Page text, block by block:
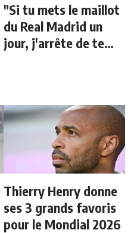
"Si tu mets le maillot
du Real Madrid un
jour, j'arrête de te
Thierry Henry donne
ses 3 grands favoris
pour le Mondial 2026